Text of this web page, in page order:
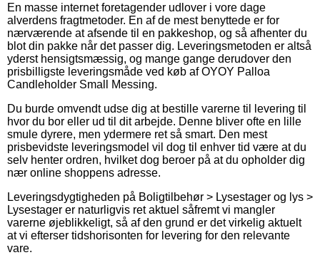
En masse internet foretagender udlover i vore dage
alverdens fragtmetoder. En af de mest benyttede er for
nærværende at afsende til en pakkeshop, og så afhenter du
blot din pakke når det passer dig. Leveringsmetoden er altså
yderst hensigtsmæssig, og mange gange derudover den
prisbilligste leveringsmåde ved køb af OYOY Palloa
Candleholder Small Messing.
Du burde omvendt udse dig at bestille varerne til levering til
hvor du bor eller ud til dit arbejde. Denne bliver ofte en lille
smule dyrere, men ydermere ret så smart. Den mest
prisbevidste leveringsmodel vil dog til enhver tid være at du
selv henter ordren, hvilket dog beroer på at du opholder dig
nær online shoppens adresse.
Leveringsdygtigheden på Boligtilbehør > Lysestager og lys >
Lysestager er naturligvis ret aktuel såfremt vi mangler
varerne øjeblikkeligt, så af den grund er det virkelig aktuelt
at vi efterser tidshorisonten for levering for den relevante
vare.